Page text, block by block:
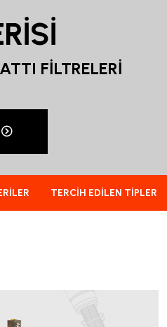
FİLTRELERİ
TERCIH EDILEN TIPLER